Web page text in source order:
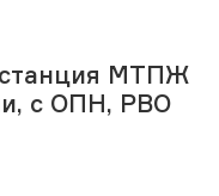
МТПЖ
с ОПН, РВО